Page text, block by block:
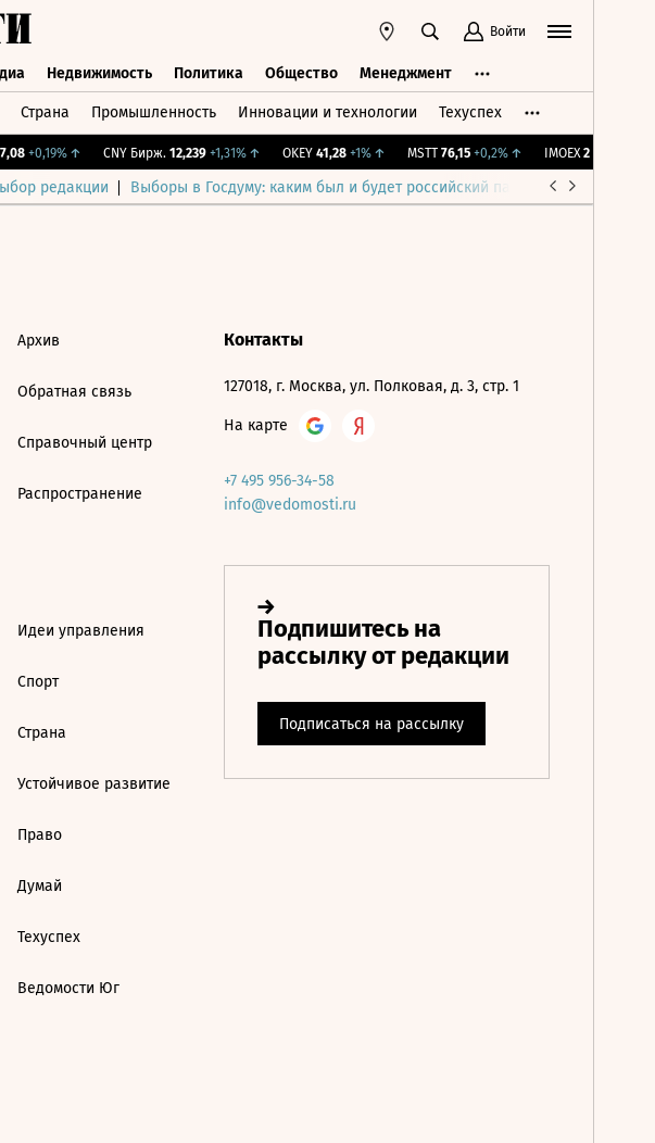
Войти
Недвижимость Политика Общество Менеджмент
Страна Промышленность Инновации и технологии Техуспех
+0,19%↑ CNY Бирж. 12,239 +1,31%↑ OKEY 41,28 +1%↑ MSTT 76,15 +0,2%↑ IMOEX 2 281,31
редакции Выборы в Госдуму: каким был и будет российский парламент
Архив
Обратная связь
Справочный центр
Распространение
Идеи управления
Спорт
Страна
Устойчивое развитие
Право
Думай
Техуспех
Ведомости Юг
Контакты
127018, г. Москва, ул. Полковая, д. 3, стр. 1
На карте
+7 495 956-34-58
info@vedomosti.ru